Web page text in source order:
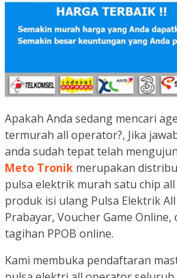
Apakah Anda sedang mencari
termurah all operator?, Jika
anda sudah tepat telah
Meto Tronik merupakan
pulsa elektrik murah satu chip
produk isi ulang Pulsa Elektrik
Prabayar, Voucher Game
tagihan PPOB online.
Kami membuka pendaftaran